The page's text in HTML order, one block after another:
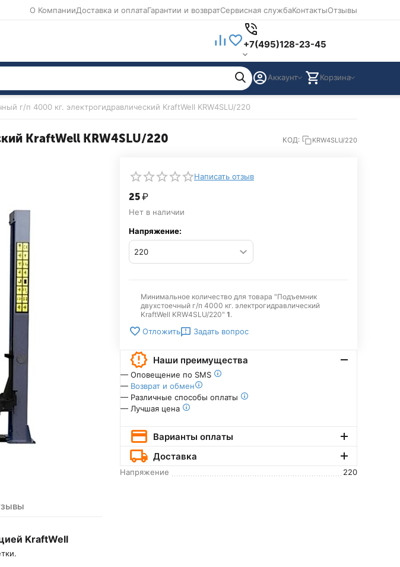
О КомпанииДоставка и оплатаГарантии и возвратСервисная службаКонтактыОтзывы
+7(495)128-23-45
Аккаунт Корзина
г/п 4000 кг. электрогидравлический KraftWell KRW4SLU/220
KraftWell KRW4SLU/220 КОД: KRW4SLU/220
Написать отзыв
‍25‍ ₽
Нет в наличии
Напряжение:
Минимальное количество для товара "Подъемник
двухстоечный г/п 4000 кг. электрогидравлический
KraftWell KRW4SLU/220" 1.
Отложить Задать вопрос
Наши преимущества
— Оповещение по SMS
— Возврат и обмен
— Различные способы оплаты
— Лучшая цена
Варианты оплаты
Доставка
Напряжение 220
KraftWell